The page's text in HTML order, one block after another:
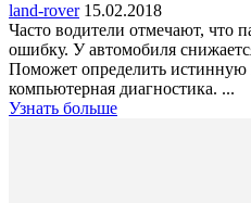
land-rover 15.02.2018
Часто водители отмечают, что
ошибку. У автомобиля
Поможет определить
компьютерная диагностика. ...
Узнать больше